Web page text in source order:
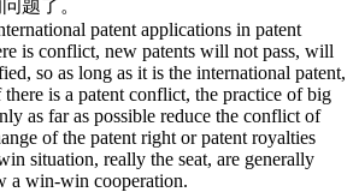
题了。
patent applications in patent
is conflict, new patents will not pass, will
so as long as it is the international patent,
is a patent conflict, the practice of big
as far as possible reduce the conflict of
of the patent right or patent royalties
situation, really the seat, are generally
a win-win cooperation.